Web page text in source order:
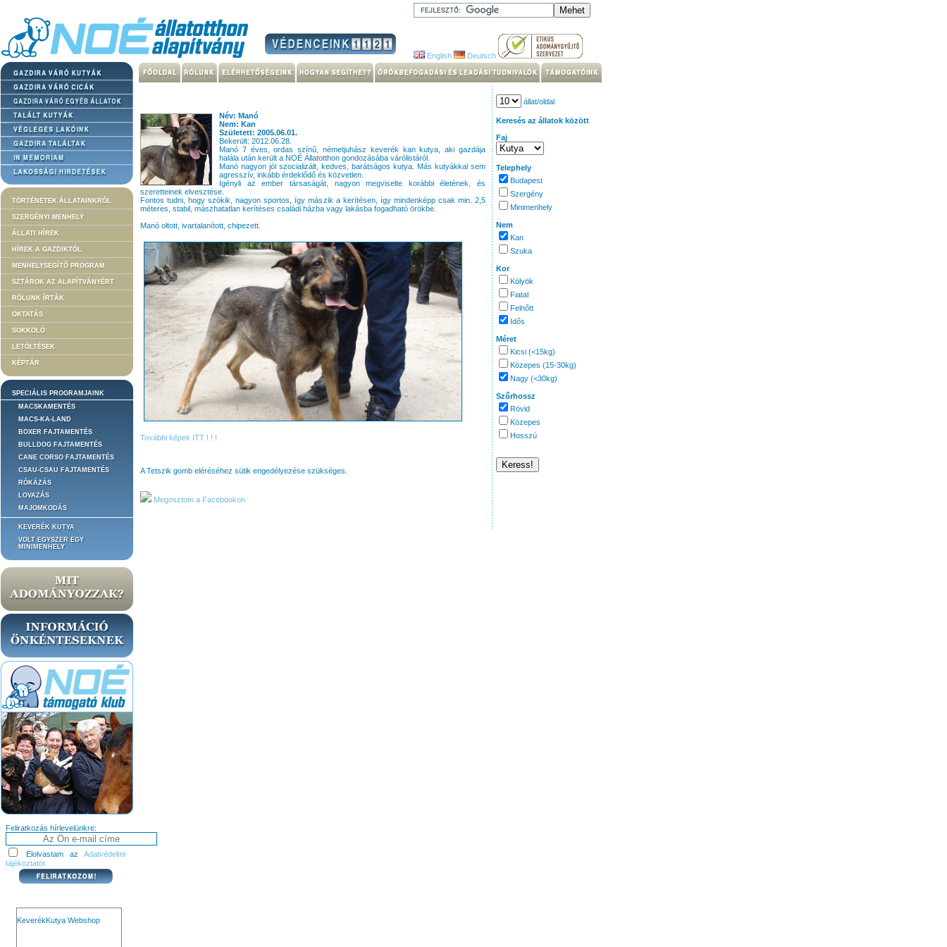
English Deutsch
TÖRTÉNETEK ÁLLATAINKRÓL
SZERGÉNYI MENHELY
ÁLLATI HÍREK
HÍREK A GAZDIKTÓL
MENHELYSEGÍTŐ PROGRAM
SZTÁROK AZ ALAPÍTVÁNYÉRT
RÓLUNK ÍRTÁK
OKTATÁS
SOKKOLÓ
LETÖLTÉSEK
KÉPTÁR
SPECIÁLIS PROGRAMJAINK
MACSKAMENTÉS
MACS-KA-LAND
BOXER FAJTAMENTÉS
BULLDOG FAJTAMENTÉS
CANE CORSO FAJTAMENTÉS
CSAU-CSAU FAJTAMENTÉS
RÓKÁZÁS
LOVAZÁS
MAJOMKODÁS
KEVERÉK KUTYA
VOLT EGYSZER EGY
MINIMENHELY
Feliratkozás hírlevelünkre:
Elolvastam az Adatvédelmi
tájékoztatót
KeverékKutya Webshop
Név: Manó
Nem: Kan
Született: 2005.06.01.
Bekerült: 2012.06.28.
Manó 7 éves, ordas színű, németjuhász keverék kan kutya, aki gazdája
halála után került a NOÉ Állatotthon gondozásába várólistáról.
Manó nagyon jól szocializált, kedves, barátságos kutya. Más kutyákkal sem
agresszív, inkább érdeklődő és közvetlen.
Igényli az ember társaságát, nagyon megviselte korábbi életének, és
szeretteinek elvesztése.
Fontos tudni, hogy szökik, nagyon sportos, így mászik a kerítésen, így mindenképp csak min. 2,5
méteres, stabil, mászhatatlan kerítéses családi házba vagy lakásba fogadható örökbe.
Manó oltott, ivartalanított, chipezett.
További képek ITT ! ! !
A Tetszik gomb eléréséhez sütik engedélyezése szükséges.
Megosztom a Facebookon
állat/oldal
Keresés az állatok között
Faj
Telephely
Budapest
Szergény
Minimenhely
Nem
Kan
Szuka
Kor
Kölyök
Fiatal
Felnőtt
Idős
Méret
Kicsi (<15kg)
Közepes (15-30kg)
Nagy (<30kg)
Szőrhossz
Rövid
Közepes
Hosszú